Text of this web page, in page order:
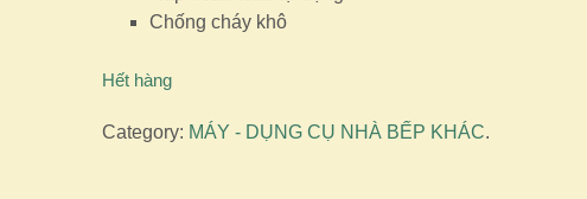
Chống cháy khô
Hết hàng
Category: MÁY - DỤNG CỤ NHÀ BẾP KHÁC.